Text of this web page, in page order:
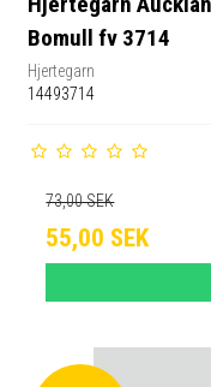
Bomull fv 3714
Hjertegarn
14493714
73,00 SEK
55,00 SEK